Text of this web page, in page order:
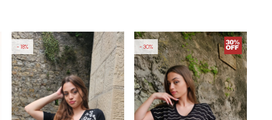
18 30